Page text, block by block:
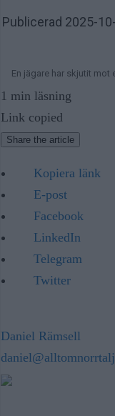
Publicerad 2025-
En jägare har skjutit
1 min läsning
Link copied
Share the article
Kopiera länk
E-post
Facebook
LinkedIn
Telegram
Twitter
Daniel Rämsell